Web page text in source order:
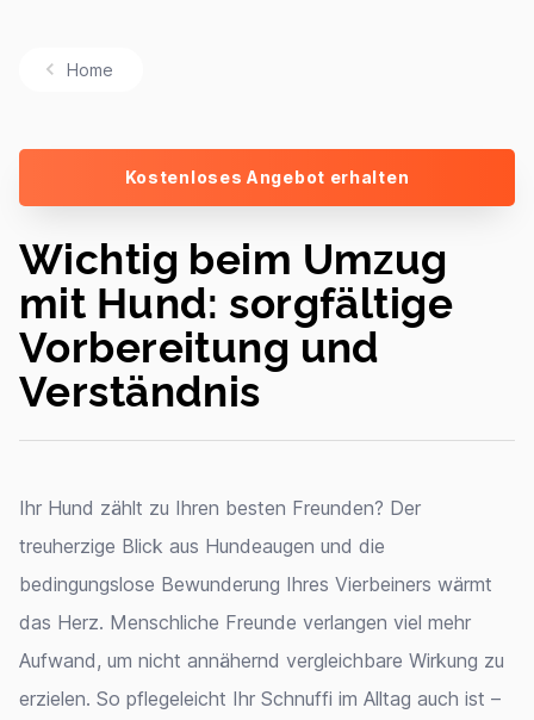
Home
Kostenloses Angebot erhalten
Wichtig beim Umzug
mit Hund: sorgfältige
Vorbereitung und
Verständnis
Ihr Hund zählt zu Ihren besten Freunden? Der
treuherzige Blick aus Hundeaugen und die
bedingungslose Bewunderung Ihres Vierbeiners wärmt
das Herz. Menschliche Freunde verlangen viel mehr
Aufwand, um nicht annähernd vergleichbare Wirkung zu
erzielen. So pflegeleicht Ihr Schnuffi im Alltag auch ist –